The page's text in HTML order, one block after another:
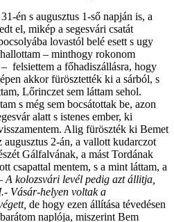
én s augusztus 1-ső napján is, a
el, mikép a segesvári csatát
lovastól belé esett s ugy
– minthogy rokonom
felsiettem a főhadiszállásra, hogy
akkor fürösztették ki a sárból, s
Lőrinczet sem láttam sehol.
s még sem bocsátottak be, azon
alatt s istenes ember, ki
Alig füröszték ki Bemet
augusztus 2-án, a vallott kudarczot
Gálfalvának, a mást Tordának
csapattal mentem, s a mint láttam, a
A kolozsvári levél pedig azt állitja,
Vásár-helyen voltak a
de hogy ezen állítása tévedésen
naplója, miszerint Bem